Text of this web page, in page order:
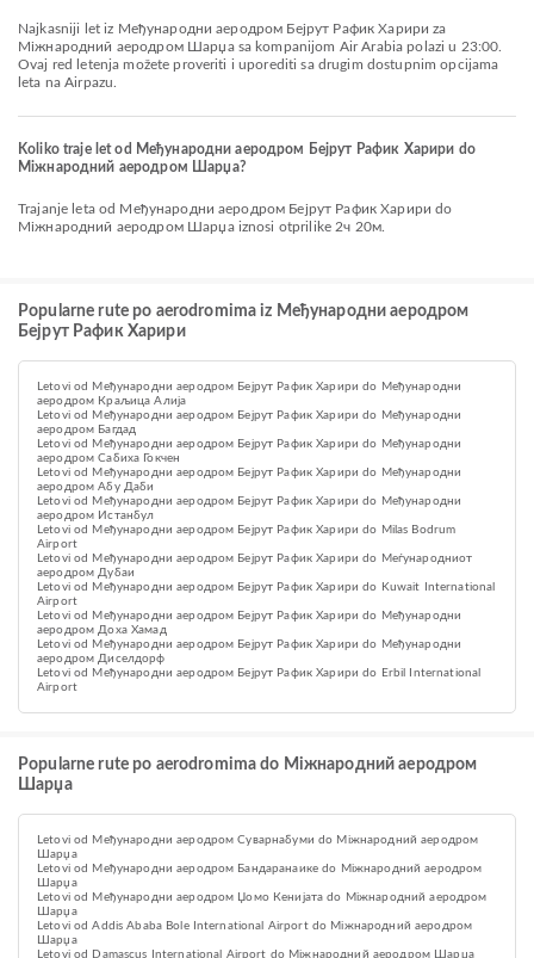
Najkasniji let iz Међународни аеродром Бејрут Рафик Харири za
Міжнародний аеродром Шарџа sa kompanijom Air Arabia polazi u 23:00.
Ovaj red letenja možete proveriti i uporediti sa drugim dostupnim opcijama
leta na Airpazu.
Koliko traje let od Међународни аеродром Бејрут Рафик Харири do
Міжнародний аеродром Шарџа?
Trajanje leta od Међународни аеродром Бејрут Рафик Харири do
Міжнародний аеродром Шарџа iznosi otprilike 2ч 20м.
Popularne rute po aerodromima iz Међународни аеродром
Бејрут Рафик Харири
Letovi od Међународни аеродром Бејрут Рафик Харири do Међународни
аеродром Краљица Алија
Letovi od Међународни аеродром Бејрут Рафик Харири do Међународни
аеродром Багдад
Letovi od Међународни аеродром Бејрут Рафик Харири do Међународни
аеродром Сабиха Гокчен
Letovi od Међународни аеродром Бејрут Рафик Харири do Међународни
аеродром Абу Даби
Letovi od Међународни аеродром Бејрут Рафик Харири do Међународни
аеродром Истанбул
Letovi od Међународни аеродром Бејрут Рафик Харири do Milas Bodrum
Airport
Letovi od Међународни аеродром Бејрут Рафик Харири do Меѓународниот
аеродром Дубаи
Letovi od Међународни аеродром Бејрут Рафик Харири do Kuwait International
Airport
Letovi od Међународни аеродром Бејрут Рафик Харири do Међународни
аеродром Доха Хамад
Letovi od Међународни аеродром Бејрут Рафик Харири do Међународни
аеродром Диселдорф
Letovi od Међународни аеродром Бејрут Рафик Харири do Erbil International
Airport
Popularne rute po aerodromima do Міжнародний аеродром
Шарџа
Letovi od Међународни аеродром Суварнабуми do Міжнародний аеродром
Шарџа
Letovi od Међународни аеродром Бандаранаике do Міжнародний аеродром
Шарџа
Letovi od Међународни аеродром Џомо Кенијата do Міжнародний аеродром
Шарџа
Letovi od Addis Ababa Bole International Airport do Міжнародний аеродром
Шарџа
Letovi od Damascus International Airport do Міжнародний аеродром Шарџа